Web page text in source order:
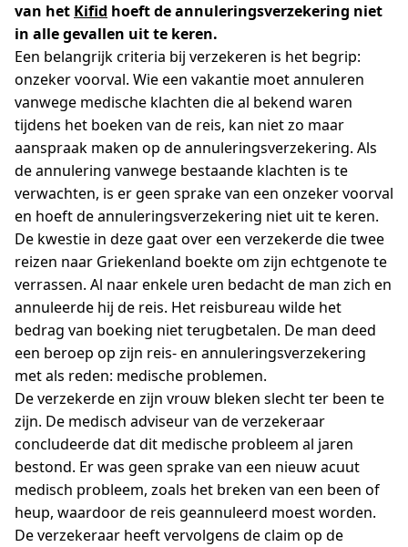
van het Kifid hoeft de annuleringsverzekering niet
in alle gevallen uit te keren.
Een belangrijk criteria bij verzekeren is het begrip:
onzeker voorval. Wie een vakantie moet annuleren
vanwege medische klachten die al bekend waren
tijdens het boeken van de reis, kan niet zo maar
aanspraak maken op de annuleringsverzekering. Als
de annulering vanwege bestaande klachten is te
verwachten, is er geen sprake van een onzeker voorval
en hoeft de annuleringsverzekering niet uit te keren.
De kwestie in deze gaat over een verzekerde die twee
reizen naar Griekenland boekte om zijn echtgenote te
verrassen. Al naar enkele uren bedacht de man zich en
annuleerde hij de reis. Het reisbureau wilde het
bedrag van boeking niet terugbetalen. De man deed
een beroep op zijn reis- en annuleringsverzekering
met als reden: medische problemen.
De verzekerde en zijn vrouw bleken slecht ter been te
zijn. De medisch adviseur van de verzekeraar
concludeerde dat dit medische probleem al jaren
bestond. Er was geen sprake van een nieuw acuut
medisch probleem, zoals het breken van een been of
heup, waardoor de reis geannuleerd moest worden.
De verzekeraar heeft vervolgens de claim op de